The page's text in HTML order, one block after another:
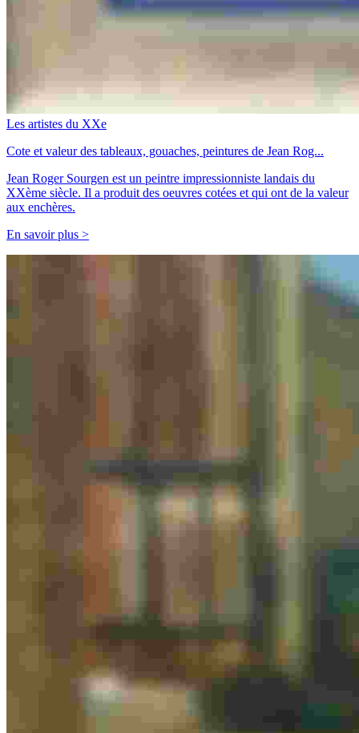
Les artistes du XXe
Cote et valeur des tableaux, gouaches, peintures de Jean Rog...
Jean Roger Sourgen est un peintre impressionniste landais du
XXème siècle. Il a produit des oeuvres cotées et qui ont de la valeur
aux enchères.
En savoir plus >